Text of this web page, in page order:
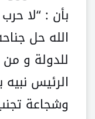
بأن : “لا
الله حل
للدولة و
الرئيس نبيه
وشجاعة